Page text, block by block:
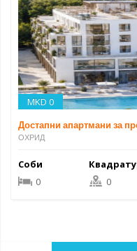
MKD 0
Достапни апартмани за
ОХРИД
Соби
0
0